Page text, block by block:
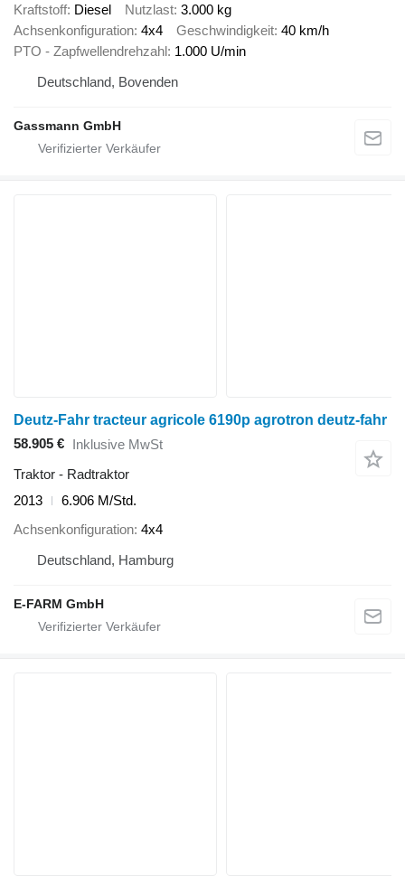
Kraftstoff Diesel Nutzlast 3.000 kg
Achsenkonfiguration 4x4 Geschwindigkeit 40 km/h
PTO - Zapfwellendrehzahl 1.000 U/min
Deutschland, Bovenden
Gassmann GmbH
Deutz-Fahr tracteur agricole 6190p agrotron deutz-fahr
58.905 € Inklusive MwSt
Traktor - Radtraktor
2013
6.906 M/Std.
Achsenkonfiguration 4x4
Deutschland, Hamburg
E-FARM GmbH